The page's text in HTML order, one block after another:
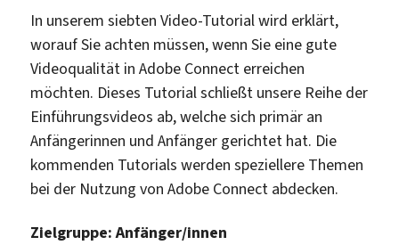
In unserem siebten Video-Tutorial wird erklärt,
worauf Sie achten müssen, wenn Sie eine gute
Videoqualität in Adobe Connect erreichen
möchten. Dieses Tutorial schließt unsere Reihe der
Einführungsvideos ab, welche sich primär an
Anfängerinnen und Anfänger gerichtet hat. Die
kommenden Tutorials werden speziellere Themen
bei der Nutzung von Adobe Connect abdecken.
Zielgruppe: Anfänger/innen